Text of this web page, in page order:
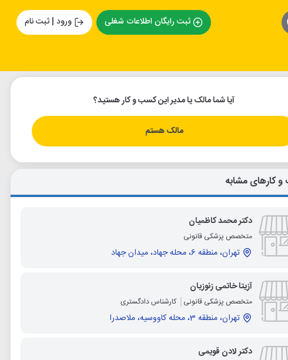
ثبت رایگان اطلاعات شغلی ورود | ثبت نام
آیا شما مالک یا مدیر این کسب و کار هستید؟
مالک هستم
کارهای مشابه
دکتر محمد کاظمیان
متخصص پزشکی قانونی
تهران، منطقه 6، محله جهاد، میدان جهاد
آزیتا خاتمی زنوزیان
متخصص پزشکی قانونی کارشناس دادگستری
تهران، منطقه 3، محله کاووسیه، ملاصدرا
دکتر لادن قویمی